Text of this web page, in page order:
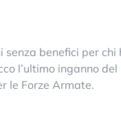
senza benefici per
l’ultimo inganno
le Forze Armate.